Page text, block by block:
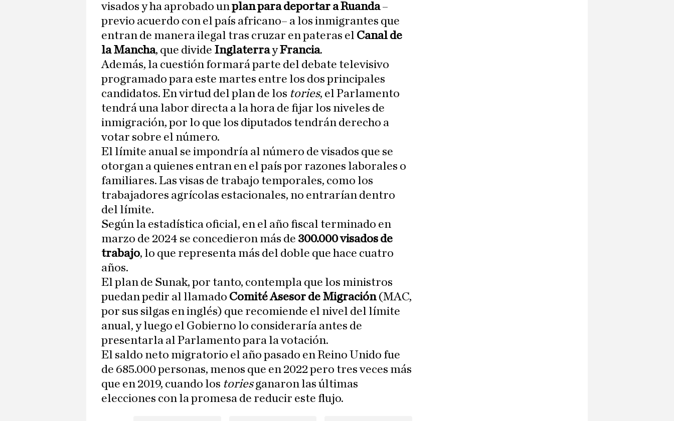
visados y ha aprobado unplan para deportar a Ruanda–
previo acuerdo con el país africano– a los inmigrantes que
entran de manera ilegal tras cruzar en pateras el Canal de
la Mancha, que divide InglaterrayFrancia.
Además, la cuestión formará parte del debate televisivo
programado para este martes entre los dos principales
candidatos. En virtud del plan de los tories, el Parlamento
tendrá una labor directa a la hora de fijar los niveles de
inmigración, por lo que los diputados tendrán derecho a
votar sobre el número.
El límite anual se impondría al número de visados que se
otorgan a quienes entran en el país por razones laborales o
familiares. Las visas de trabajo temporales, como los
trabajadores agrícolas estacionales, no entrarían dentro
del límite.
Según la estadística oficial, en el año fiscal terminado en
marzo de 2024 se concedieron más de 300.000 visados de
trabajo, lo que representa más del doble que hace cuatro
años.
El plan de Sunak, por tanto, contempla que los ministros
puedan pedir al llamado Comité Asesor de Migración(MAC,
por sus silgas en inglés) que recomiende el nivel del límite
anual, y luego el Gobierno lo consideraría antes de
presentarla al Parlamento para la votación.
El saldo neto migratorio el año pasado en Reino Unido fue
de 685.000 personas, menos que en 2022 pero tres veces más
que en 2019, cuando los toriesganaron las últimas
elecciones con la promesa de reducir este flujo.